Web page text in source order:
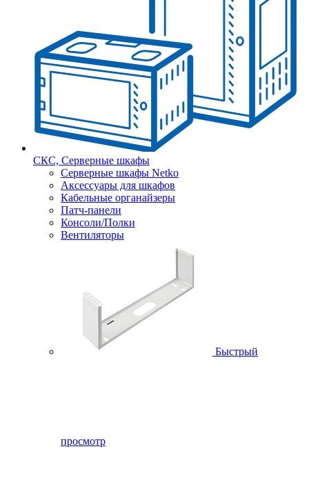
СКС, Серверные шкафы
Серверные шкафы Netko
Аксессуары для шкафов
Кабельные органайзеры
Патч-панели
Консоли/Полки
Вентиляторы
Быстрый
просмотр